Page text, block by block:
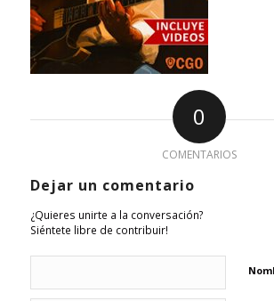
0
COMENTARIOS
Dejar un comentario
¿Quieres unirte a la conversación?
Siéntete libre de contribuir!